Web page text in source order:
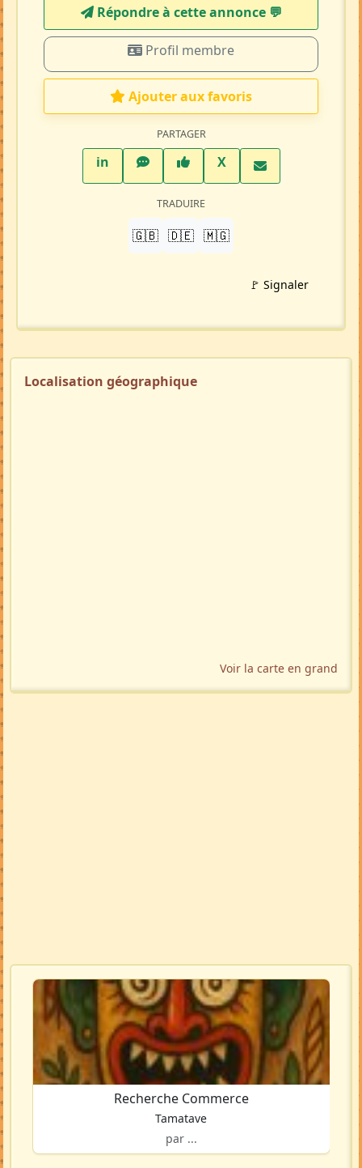
Répondre à cette annonce 💬​
Profil membre
Ajouter aux favoris
PARTAGER
inLinkedInWhatsAppFacebook
XTwitter X
TRADUIRE
🇬🇧 🇩🇪 🇲🇬
🚩 Signaler
Localisation géographique
Voir la carte en grand
Recherche Commerce
Tamatave
par ...